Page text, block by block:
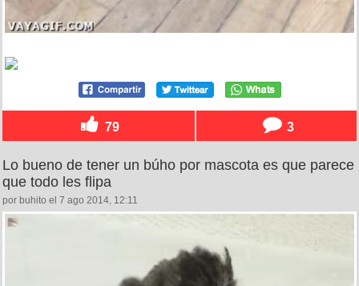
79 3
Lo bueno de tener un búho por mascota es que parece
que todo les flipa
por buhito el 7 ago 2014, 12:11